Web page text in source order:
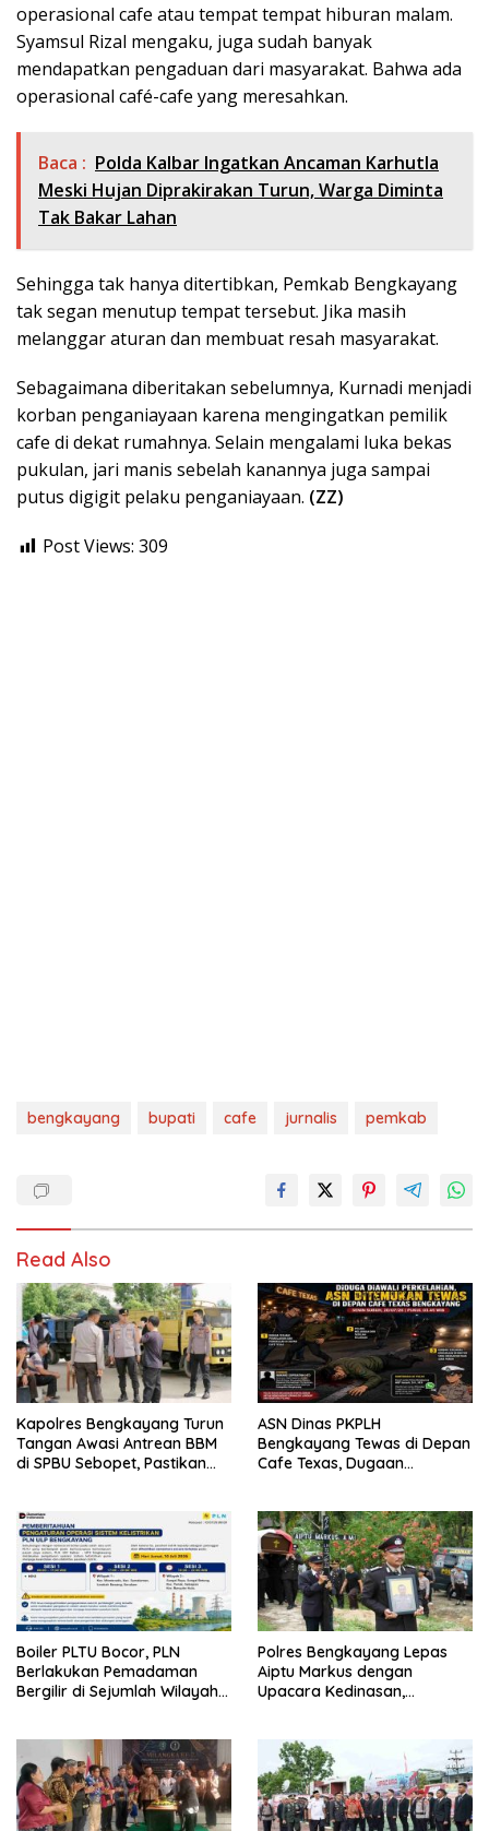
operasional cafe atau tempat tempat hiburan malam.
Syamsul Rizal mengaku, juga sudah banyak
mendapatkan pengaduan dari masyarakat. Bahwa ada
operasional café-cafe yang meresahkan.
Baca : Polda Kalbar Ingatkan Ancaman Karhutla
Meski Hujan Diprakirakan Turun, Warga Diminta
Tak Bakar Lahan
Sehingga tak hanya ditertibkan, Pemkab Bengkayang
tak segan menutup tempat tersebut. Jika masih
melanggar aturan dan membuat resah masyarakat.
Sebagaimana diberitakan sebelumnya, Kurnadi menjadi
korban penganiayaan karena mengingatkan pemilik
cafe di dekat rumahnya. Selain mengalami luka bekas
pukulan, jari manis sebelah kanannya juga sampai
putus digigit pelaku penganiayaan. (ZZ)
Post Views: 309
bengkayang bupati cafe jurnalis pemkab
Read Also
Kapolres Bengkayang Turun
Tangan Awasi Antrean BBM
di SPBU Sebopet, Pastikan
ASN Dinas PKPLH
Bengkayang Tewas di Depan
Cafe Texas, Dugaan
Boiler PLTU Bocor, PLN
Berlakukan Pemadaman
Bergilir di Sejumlah Wilayah
Polres Bengkayang Lepas
Aiptu Markus dengan
Upacara Kedinasan,